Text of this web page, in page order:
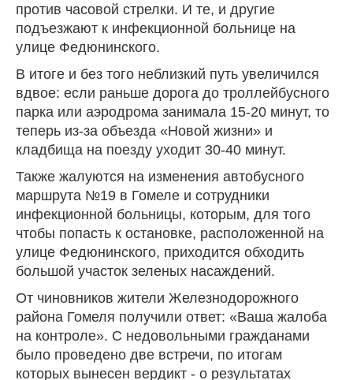
против часовой стрелки. И те, и другие
подъезжают к инфекционной больнице на
улице Федюнинского.
В итоге и без того неблизкий путь увеличился
вдвое: если раньше дорога до троллейбусного
парка или аэродрома занимала 15-20 минут, то
теперь из-за объезда «Новой жизни» и
кладбища на поезду уходит 30-40 минут.
Также жалуются на изменения автобусного
маршрута №19 в Гомеле и сотрудники
инфекционной больницы, которым, для того
чтобы попасть к остановке, расположенной на
улице Федюнинского, приходится обходить
большой участок зеленых насаждений.
От чиновников жители Железнодорожного
района Гомеля получили ответ: «Ваша жалоба
на контроле». С недовольными гражданами
было проведено две встречи, по итогам
которых вынесен вердикт - о результатах